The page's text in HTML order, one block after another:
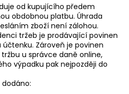
od kupujícího předem
obdobnou platbu. Úhrada
zboží není zálohou.
tržeb je prodávající povinen
Zároveň je povinen
u správce daně online,
výpadku pak nejpozději do